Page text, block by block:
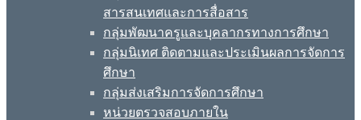
สารสนเทศและการสื่อสาร
กลุ่มพัฒนาครูและบุคลากรทางการศึกษา
กลุ่มนิเทศ ติดตามและประเมินผลการจัดการ
ศึกษา
กลุ่มส่งเสริมการจัดการศึกษา
หน่วยตรวจสอบภายใน